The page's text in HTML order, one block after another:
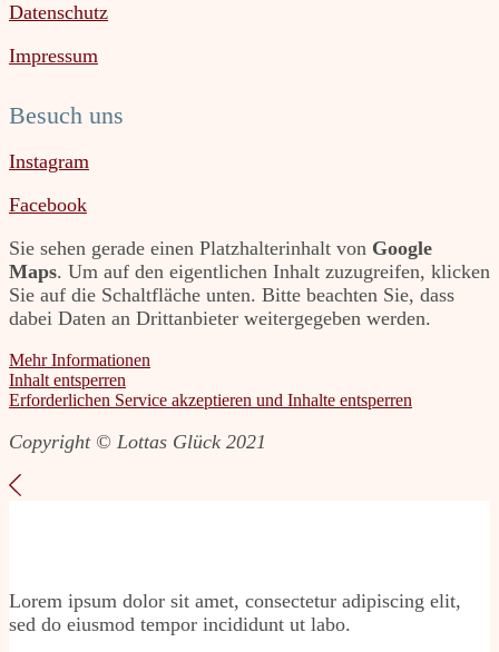
Datenschutz
Impressum
Besuch uns
Instagram
Facebook
Sie sehen gerade einen Platzhalterinhalt von Google
Maps. Um auf den eigentlichen Inhalt zuzugreifen, klicken
Sie auf die Schaltfläche unten. Bitte beachten Sie, dass
dabei Daten an Drittanbieter weitergegeben werden.
Mehr Informationen
Inhalt entsperren
Erforderlichen Service akzeptieren und Inhalte entsperren
Copyright © Lottas Glück 2021
Lorem ipsum dolor sit amet, consectetur adipiscing elit,
sed do eiusmod tempor incididunt ut labo.